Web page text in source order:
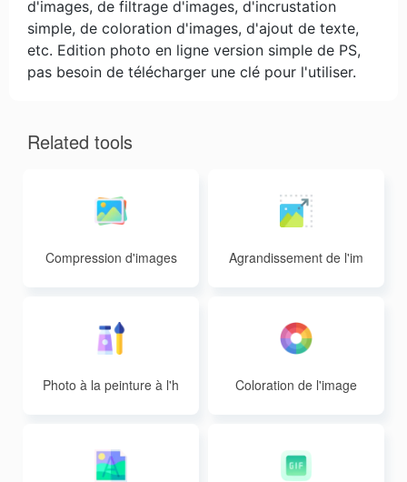
d'images, de filtrage d'images, d'incrustation
simple, de coloration d'images, d'ajout de texte,
etc. Edition photo en ligne version simple de PS,
pas besoin de télécharger une clé pour l'utiliser.
Related tools
Compression d'images
Agrandissement de l'im
Photo à la peinture à l'h
Coloration de l'image